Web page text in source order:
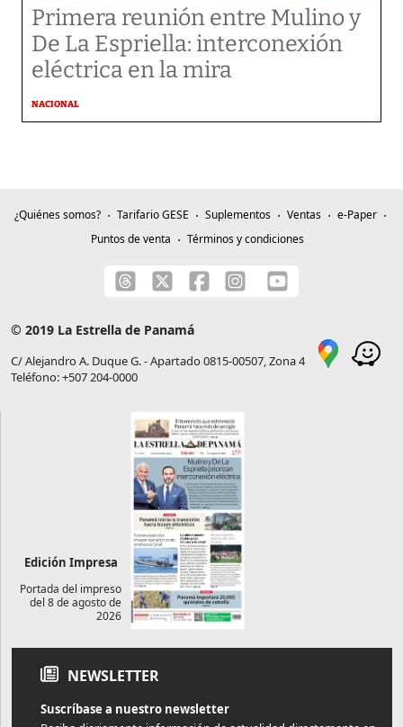
Primera reunión entre Mulino y
De La Espriella: interconexión
eléctrica en la mira
NACIONAL
¿Quiénes somos? Tarifario GESE Suplementos Ventas
e-Paper
Puntos de venta
Términos y condiciones
© 2019 La Estrella de Panamá
C/ Alejandro A. Duque G. - Apartado 0815-00507, Zona 4
Teléfono: +507 204-0000
Edición Impresa
Portada del impreso
del 8 de agosto de
2026
NEWSLETTER
Suscríbase a nuestro newsletter